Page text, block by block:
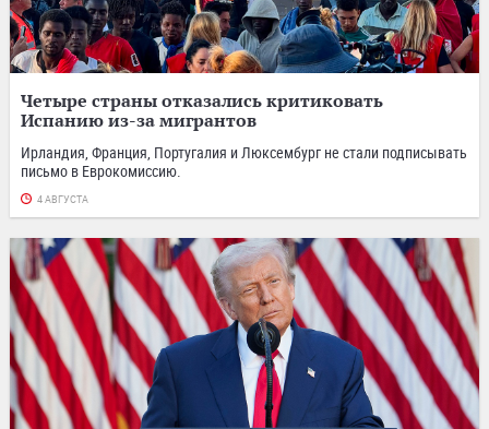
Четыре страны отказались критиковать
Испанию из-за мигрантов
Ирландия, Франция, Португалия и Люксембург не стали подписывать
письмо в Еврокомиссию.
4 АВГУСТА